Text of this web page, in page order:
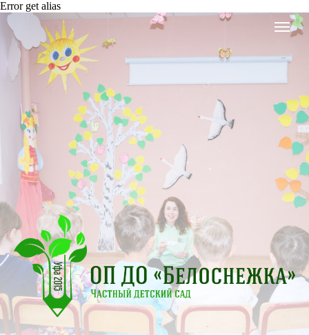
Error get alias